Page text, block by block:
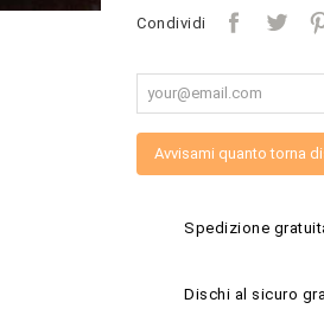
Condividi
Avvisami quanto torna
Spedizione
Dischi al sicuro